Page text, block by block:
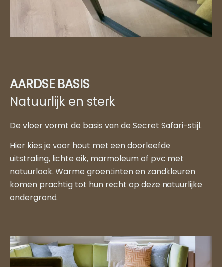
AARDSE BASIS
Natuurlijk en sterk
De vloer vormt de basis van de Secret Safari-stijl.
Hier kies je voor hout met een doorleefde
uitstraling, lichte eik, marmoleum of pvc met
natuurlook. Warme groentinten en zandkleuren
komen prachtig tot hun recht op deze natuurlijke
ondergrond.